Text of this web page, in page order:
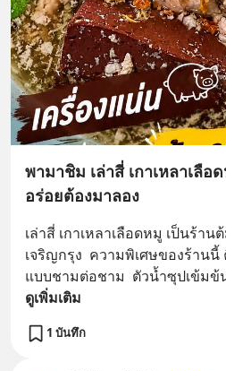
พามาชิม เล่าสี่ เกาเหลาเลื
อร่อยต้องมาลอง
เล่าสี่ เกาเหลาเลือดหมู เป็นร้าน
เจริญกรุง  ความพิเศษของร้าน
แบบชามต่อชาม  ตัวน้ำซุปเข้มข้
ดูเพิ่มเติม
1 บันทึก